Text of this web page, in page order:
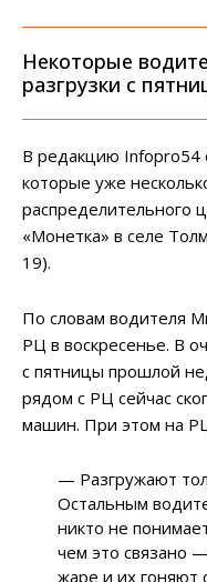
Некоторые
разгрузки с
В редакцию Infopro54
которые уже
распределительного
«Монетка» в селе
19).
По словам водителя
РЦ в воскресенье. В
с пятницы прошлой
рядом с РЦ сейчас
машин. При этом на
— Разгружают
Остальным
никто не
чем это связано
жаре и их гоняют